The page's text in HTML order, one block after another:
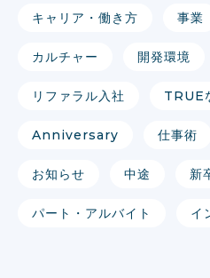
キャリア・働き方 事業
カルチャー 開発環境
リファラル入社 TRUE
Anniversary 仕事術
お知らせ 中途 新
パート・アルバイト イ